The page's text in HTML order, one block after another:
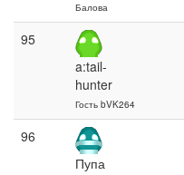
Балова
95
a:tail-
hunter
Гость bVK264
96
Пупа